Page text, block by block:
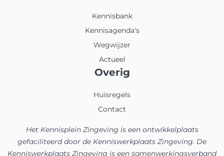
Kennisbank
Kennisagenda's
Wegwijzer
Actueel
Overig
Huisregels
Contact
Het Kennisplein Zingeving is een ontwikkelplaats
gefaciliteerd door de Kenniswerkplaats Zingeving. De
Kenniswerkplaats Zingeving is een samenwerkingsverband